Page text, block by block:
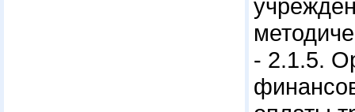
- 2.1.5.